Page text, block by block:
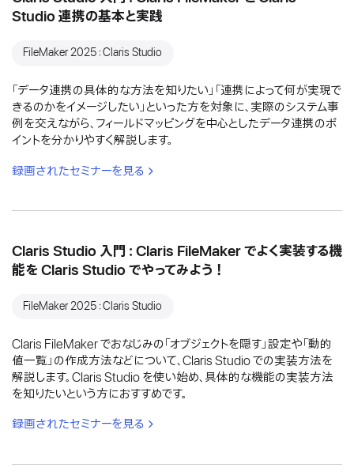
Studio 連携の基本と実践
FileMaker 2025：Claris Studio
「データ連携の具体的な方法を知りたい」「連携によって何が実現で
きるのかをイメージしたい」といった方を対象に、実際のシステム事
例を交えながら、フィールドマッピングを中心としたデータ連携のポ
イントを分かりやすく解説します。
録画されたセミナーを見る
Claris Studio 入門：Claris FileMaker でよく実装する機
能を Claris Studio でやってみよう！
FileMaker 2025：Claris Studio
Claris FileMaker でおなじみの「オブジェクトを隠す」設定や「動的
値一覧」の作成方法などについて、Claris Studio での実装方法を
解説します。Claris Studio を使い始め、具体的な機能の実装方法
を知りたいという方におすすめです。
録画されたセミナーを見る